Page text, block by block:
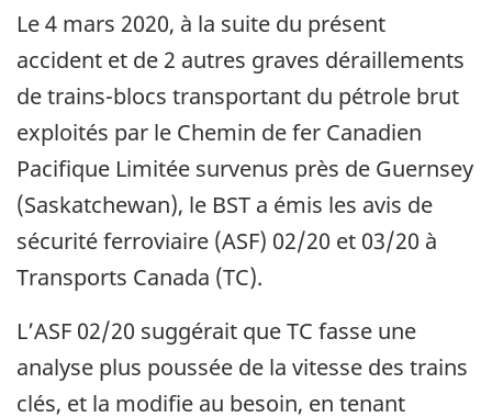
Le 4 mars 2020, à la suite du présent
accident et de 2 autres graves déraillements
de trains-blocs transportant du pétrole brut
exploités par le Chemin de fer Canadien
Pacifique Limitée survenus près de Guernsey
(Saskatchewan), le BST a émis les avis de
sécurité ferroviaire (ASF) 02/20 et 03/20 à
Transports Canada (TC).
L’ASF 02/20 suggérait que TC fasse une
analyse plus poussée de la vitesse des trains
clés, et la modifie au besoin, en tenant